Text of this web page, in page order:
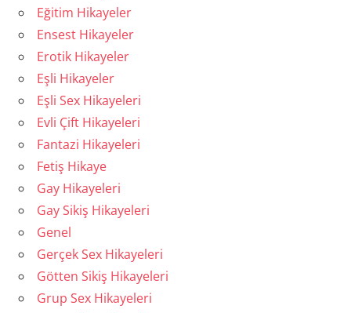
Eğitim Hikayeler
Ensest Hikayeler
Erotik Hikayeler
Eşli Hikayeler
Eşli Sex Hikayeleri
Evli Çift Hikayeleri
Fantazi Hikayeleri
Fetiş Hikaye
Gay Hikayeleri
Gay Sikiş Hikayeleri
Genel
Gerçek Sex Hikayeleri
Götten Sikiş Hikayeleri
Grup Sex Hikayeleri